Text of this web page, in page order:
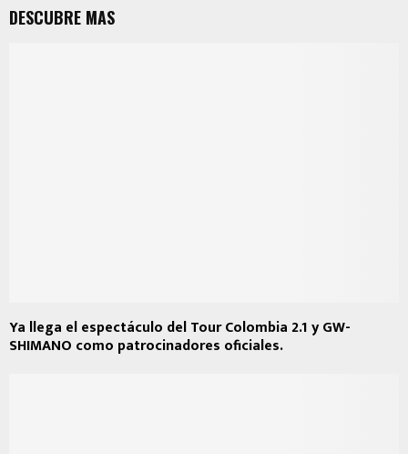
DESCUBRE MAS
Ya llega el espectáculo del Tour Colombia 2.1 y GW-
SHIMANO como patrocinadores oficiales.